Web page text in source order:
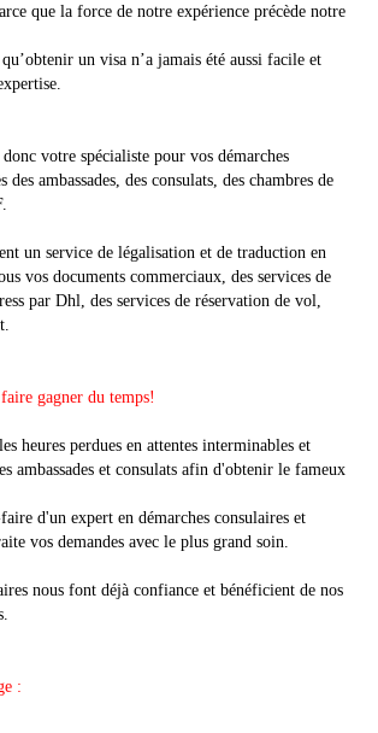
que la force de notre expérience précède notre
un visa n’a jamais été aussi facile et
votre spécialiste pour vos démarches
des ambassades, des consulats, des chambres de
un service de légalisation et de traduction en
vos documents commerciaux, des services de
par Dhl, des services de réservation de vol,
gagner du temps!
heures perdues en attentes interminables et
ambassades et consulats afin d'obtenir le fameux
d'un expert en démarches consulaires et
vos demandes avec le plus grand soin.
nous font déjà confiance et bénéficient de nos
: